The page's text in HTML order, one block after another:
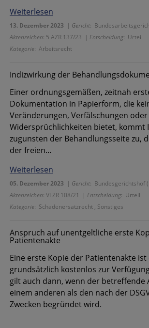
Weiterlesen
13. Dezember 2023 | Gericht:
Aktenzeichen: 5 AZR 137/23 | Entscheidung: Urteil
Kategorie: Arbeitsrecht
Indizwirkung der
Einer ordnungsgemäßen, zeitnah
Dokumentation in Papierform, die
Veränderungen, Verfälschungen oder
Widersprüchlichkeiten bietet, kommt
zugunsten der Behandlungsseite zu,
der freien…
Weiterlesen
05. Dezember 2023 | Gericht: Bundesgerichtshof
Aktenzeichen: VI ZR 108/21 | Entscheidung: Urteil
Kategorie: Schadenersatzrecht , Sonstiges
Anspruch auf unentgeltliche erste
Patientenakte
Eine erste Kopie der Patientenakte
grundsätzlich kostenlos zur
gilt auch dann, wenn der betreffende
einem anderen als den nach der
Zwecken begründet wird.